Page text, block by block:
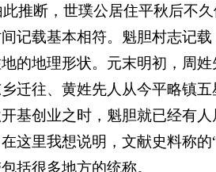
推断，世璞公居住平秋后不
记载基本相符。魁胆村志记
的地理形状。元末明初，周
迁往、黄姓先人从今平略镇
基创业之时，魁胆就已经有
这里我想说明，文献史料称的
括很多地方的统称。